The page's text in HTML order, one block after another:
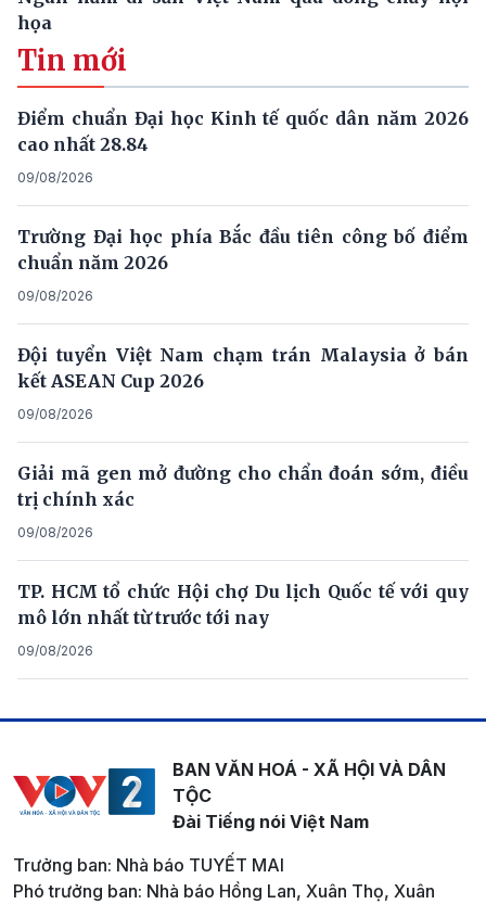
họa
Tin mới
Điểm chuẩn Đại học Kinh tế quốc dân năm 2026
cao nhất 28.84
09/08/2026
Trường Đại học phía Bắc đầu tiên công bố điểm
chuẩn năm 2026
09/08/2026
Đội tuyển Việt Nam chạm trán Malaysia ở bán
kết ASEAN Cup 2026
09/08/2026
Giải mã gen mở đường cho chẩn đoán sớm, điều
trị chính xác
09/08/2026
TP. HCM tổ chức Hội chợ Du lịch Quốc tế với quy
mô lớn nhất từ trước tới nay
09/08/2026
BAN VĂN HOÁ - XÃ HỘI VÀ DÂN
TỘC
Đài Tiếng nói Việt Nam
Trưởng ban: Nhà báo TUYẾT MAI
Phó trưởng ban: Nhà báo Hồng Lan, Xuân Thọ, Xuân